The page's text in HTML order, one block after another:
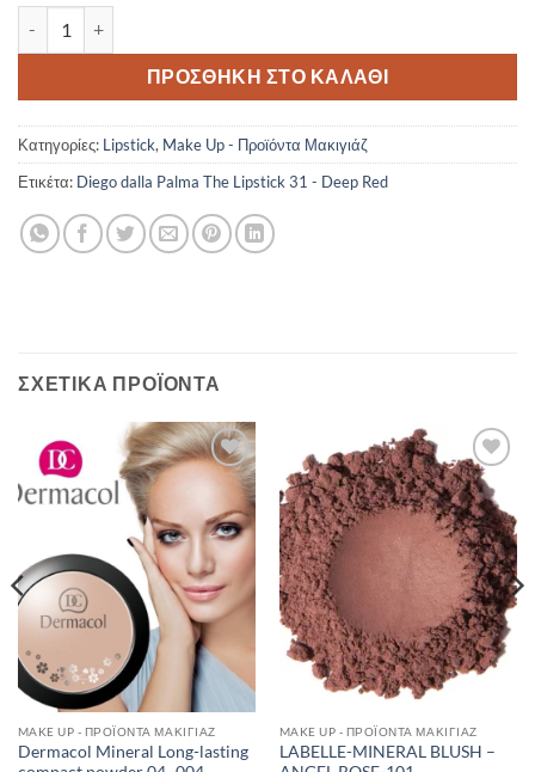
ΠΡΟΣΘΉΚΗ ΣΤΟ ΚΑΛΆΘΙ
Κατηγορίες: Lipstick, Make Up - Προϊόντα Μακιγιάζ
Ετικέτα: Diego dalla Palma The Lipstick 31 - Deep Red
ΣΧΕΤΙΚΆ ΠΡΟΪΌΝΤΑ
Add to
MAKE UP - ΠΡΟΪΌΝΤΑ ΜΑΚΙΓΙΆΖ
Dermacol Mineral Long-lasting
Add to
Wishlist
MAKE UP - ΠΡΟΪΌΝΤΑ ΜΑΚΙΓΙΆΖ
LABELLE-MINERAL BLUSH –